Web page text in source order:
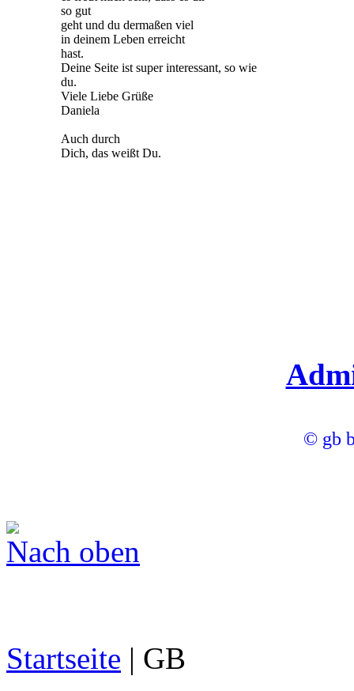
so gut
geht und du dermaßen viel
in deinem Leben erreicht
hast.
Deine Seite ist super interessant, so wie
du.
Viele Liebe Grüße
Daniela
Auch durch
Dich, das weißt Du.
© gb
Nach oben
Startseite | GB